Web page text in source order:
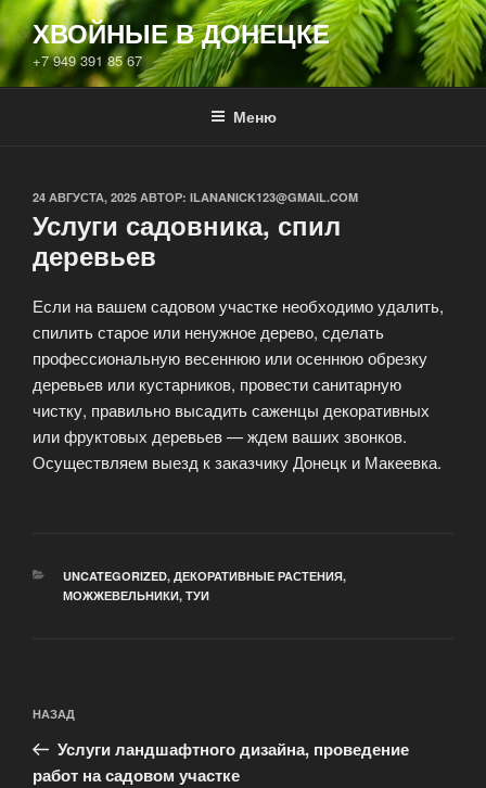
Перейти
к
содержимому
ХВОЙНЫЕ В ДОНЕЦКЕ
+7 949 391 85 67
Меню
ОПУБЛИКОВАНО
24 АВГУСТА, 2025 АВТОР: ILANANICK123@GMAIL.COM
Услуги садовника, спил
деревьев
Если на вашем садовом участке необходимо удалить,
спилить старое или ненужное дерево, сделать
профессиональную весеннюю или осеннюю обрезку
деревьев или кустарников, провести санитарную
чистку, правильно высадить саженцы декоративных
или фруктовых деревьев — ждем ваших звонков.
Осуществляем выезд к заказчику Донецк и Макеевка.
РУБРИКИ
UNCATEGORIZED, ДЕКОРАТИВНЫЕ РАСТЕНИЯ,
МОЖЖЕВЕЛЬНИКИ, ТУИ
по
записям
Предыдущая
запись:
НАЗАД
Услуги ландшафтного дизайна, проведение
работ на садовом участке